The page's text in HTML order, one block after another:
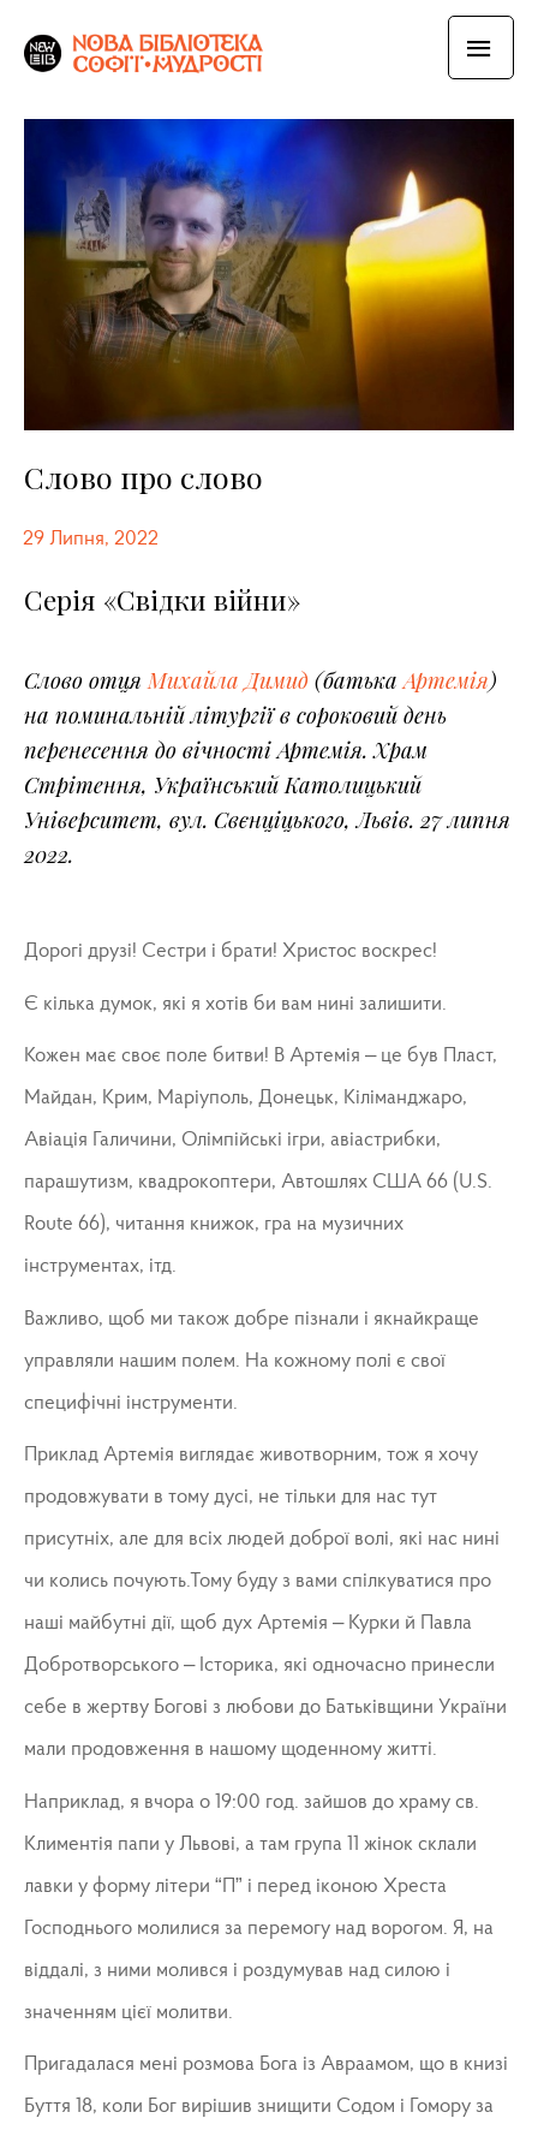
Слово про слово
29 Липня, 2022
Серія «Свідки війни»
Слово отцяМихайла Димид (батькаАртемія)
на поминальній літургії в сороковий день
перенесення до вічності Артемія. Храм
Стрітення, Український Католицький
Університет, вул. Свєнціцького, Львів. 27 липня
2022.
Дорогі друзі! Сестри і брати! Христос воскрес!
Є кілька думок, які я хотів би вам нині залишити.
Кожен має своє поле битви! В Артемія – це був Пласт,
Майдан, Крим, Маріуполь, Донецьк, Кіліманджаро,
Авіація Галичини, Олімпійські ігри, авіастрибки,
парашутизм, квадрокоптери, Автошлях США 66 (U.S.
Route 66), читання книжок, гра на музичних
інструментах, ітд.
Важливо, щоб ми також добре пізнали і якнайкраще
управляли нашим полем. На кожному полі є свої
специфічні інструменти.
Приклад Артемія виглядає животворним, тож я хочу
продовжувати в тому дусі, не тільки для нас тут
присутніх, але для всіх людей доброї волі, які нас нині
чи колись почують.Тому буду з вами спілкуватися про
наші майбутні дії, щоб дух Артемія – Курки й Павла
Добротворського – Історика, які одночасно принесли
себе в жертву Богові з любови до Батьківщини України
мали продовження в нашому щоденному житті.
Наприклад, я вчора о 19:00 год. зайшов до храму св.
Климентія папи у Львові, а там група 11 жінок склали
лавки у форму літери “П” і перед іконою Хреста
Господнього молилися за перемогу над ворогом. Я, на
віддалі, з ними молився і роздумував над силою і
значенням цієї молитви.
Пригадалася мені розмова Бога із Авраамом, що в книзі
Буття 18, коли Бог вирішив знищити Содом і Гомору за